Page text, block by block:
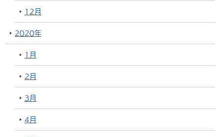
12月
2020年
1月
2月
3月
4月